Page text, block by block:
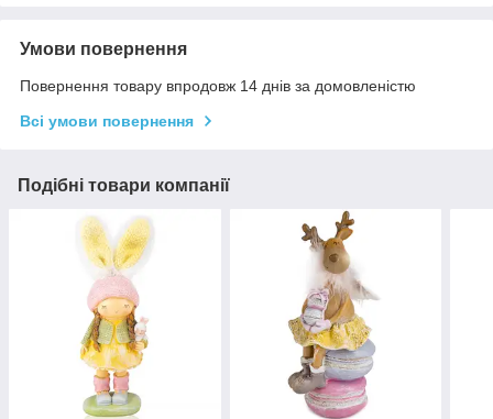
Умови повернення
Повернення товару впродовж 14 днів за домовленістю
Всі умови повернення
Подібні товари компанії